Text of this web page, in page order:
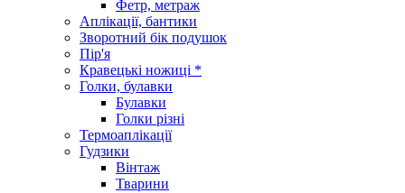
Фетр, метраж
Аплікації, бантики
Зворотний бік подушок
Пір'я
Кравецькі ножиці *
Голки, булавки
Булавки
Голки різні
Термоаплікації
Гудзики
Вінтаж
Тварини